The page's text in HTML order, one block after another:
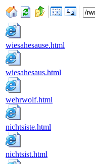
wiesahesause.html
wiesahesaus.html
wehrwolf.html
nichtsiste.html
nichtsist.html